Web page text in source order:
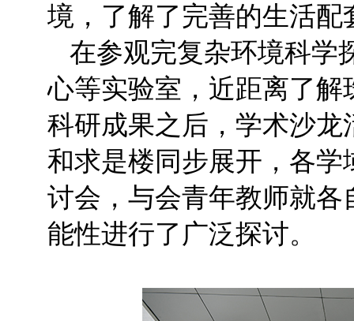
境，了解了完善的生活配
在参观完复杂环境科学
心等实验室，近距离了
科研成果之后，学术沙
和求是楼同步展开，各
讨会，与会青年教师就
能性进行了广泛探讨。